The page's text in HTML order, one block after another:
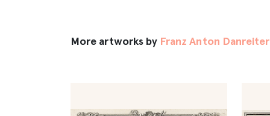
More artworks by Franz Anton Danreiter